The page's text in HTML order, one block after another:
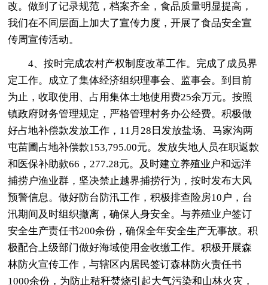
改。做到了记录规范，档案齐全，食品质量明显提高，
我们在不同层面上加大了宣传力度，开展了食品安全宣
传周宣传活动。
4、按时完成农村产权制度改革工作。完成了成员界
定工作。成立了集体经济组织理事会、监事会。到目前
为止，收取使用、占用集体土地使用费25余万元。按照
镇政府财务管理规定，严格管理村务办公经费。积极做
好占地补偿款发放工作，11月28日发放盐场、马家沟两
屯苗圃占地补偿款153,795.00元。发放失地人员在职返款
和医保补助款66，277.28元。及时建立养殖业户和远洋
捕捞户渔业群，坚决禁止越界捕捞行为，按时发布大风
预警信息。做好防台防汛工作，积极排查险房10户，台
汛期间及时组织撤离，确保人身安全。与养殖业户签订
安全生产责任书200余份，确保全年安全生产无事故。积
极配合上级部门做好海域使用金收缴工作。积极开展森
林防火宣传工作，与辖区内居民签订森林防火责任书
1000余份，为防止秸秆焚烧引起大气污染和山林火灾，